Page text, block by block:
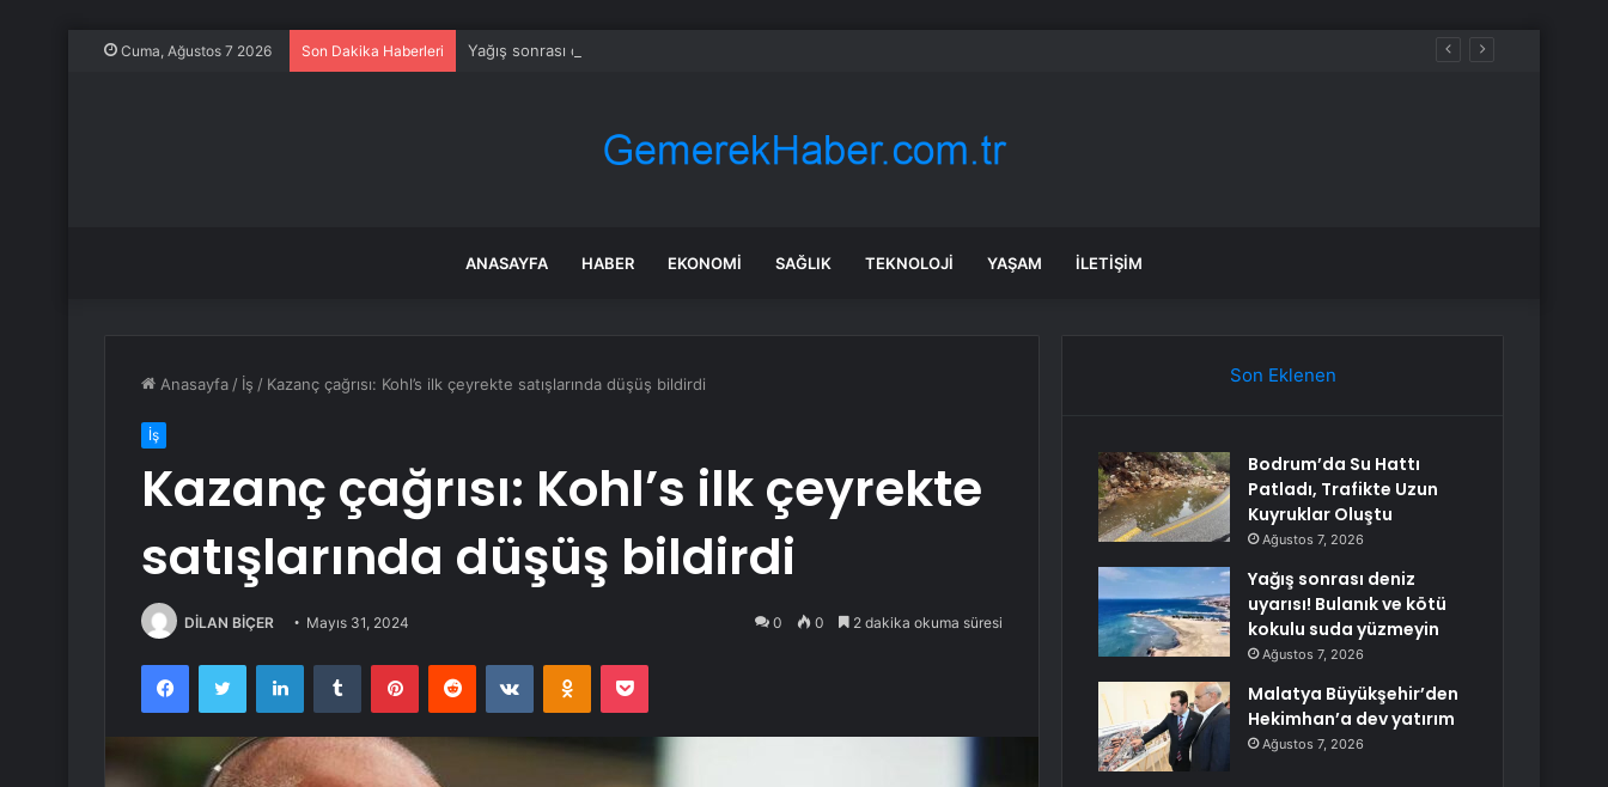
Cuma, Ağustos 7 2026 Son Dakika Haberleri Yağış sonrası deniz uyarısı! Bulanık ve kötü kokulu suda yüzmeyin
ANASAYFA HABER EKONOMI SAĞLIK TEKNOLOJI YAŞAM İLETIŞIM
Anasayfa / İş / Kazanç çağrısı: Kohl’s ilk çeyrekte satışlarında düşüş bildirdi
İş
Kazanç çağrısı: Kohl’s ilk çeyrekte
satışlarında düşüş bildirdi
DİLAN BİÇER Mayıs 31, 2024 0 0 2 dakika okuma süresi
FacebookTwitter LinkedInTumblr PinterestReddit VKontakteOdnoklassniki
Pocket
Son Eklenen
Bodrum’da Su Hattı
Patladı, Trafikte Uzun
Kuyruklar Oluştu
Ağustos 7, 2026
Yağış sonrası deniz
uyarısı! Bulanık ve kötü
kokulu suda yüzmeyin
Ağustos 7, 2026
Malatya Büyükşehir’den
Hekimhan’a dev yatırım
Ağustos 7, 2026